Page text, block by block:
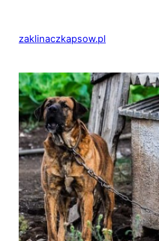
treścizaklinaczkapsow.pl